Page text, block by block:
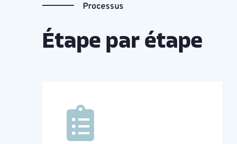
Processus
Étape par étape